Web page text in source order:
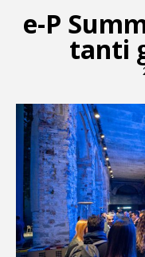
e-P
tanti